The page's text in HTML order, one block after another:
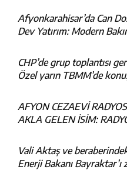
Afyonkarahisar’da Can
Dev Yatırım: Modern
CHP’de grup toplantısı
Özel yarın TBMM’de
AFYON CEZAEVİ
AKLA GELEN İSİM:
Vali Aktaş ve
Enerji Bakanı